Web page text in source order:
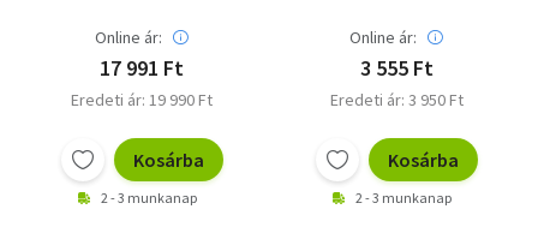
Online ár:
17 991 Ft
Eredeti ár: 19 990 Ft
Kosárba
2 - 3 munkanap
Online ár:
3 555 Ft
Eredeti ár: 3 950 Ft
Kosárba
2 - 3 munkanap